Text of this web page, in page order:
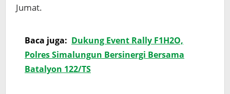
Jumat.
Baca juga: Dukung Event Rally F1H2O,
Polres Simalungun Bersinergi Bersama
Batalyon 122/TS